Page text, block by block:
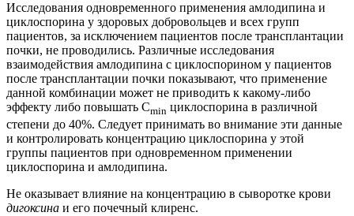
Исследования одновременного применения амлодипина и
циклоспорина у здоровых добровольцев и всех групп
пациентов, за исключением пациентов после трансплантации
почки, не проводились. Различные исследования
взаимодействия амлодипина с циклоспорином у пациентов
после трансплантации почки показывают, что применение
данной комбинации может не приводить к какому-либо
эффекту либо повышать Cmin циклоспорина в различной
степени до 40%. Следует принимать во внимание эти данные
и контролировать концентрацию циклоспорина у этой
группы пациентов при одновременном применении
циклоспорина и амлодипина.
Не оказывает влияние на концентрацию в сыворотке крови
дигоксина и его почечный клиренс.